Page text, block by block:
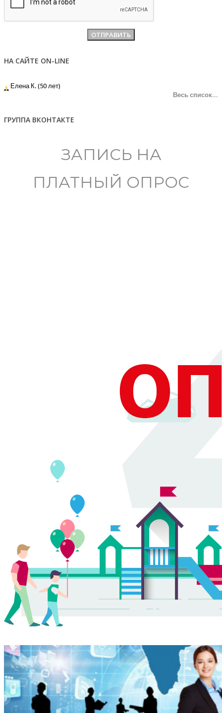
НА САЙТЕ ON-LINE
Елена К. (50 лет)
Весь список...
ГРУППА ВКОНТАКТЕ
ЗАПИСЬ НА
ПЛАТНЫЙ ОПРОС